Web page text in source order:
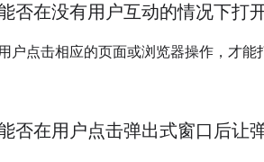
否在没有用户互动的情况下打
户点击相应的页面或浏览器操作，才
否在用户点击弹出式窗口后让